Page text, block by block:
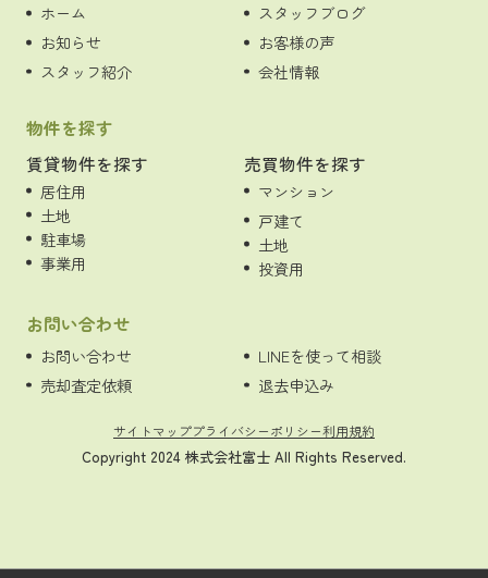
ホーム
お知らせ
スタッフ紹介
スタッフブログ
お客様の声
会社情報
物件を探す
賃貸物件を探す
居住用
土地
駐車場
事業用
売買物件を探す
マンション
戸建て
土地
投資用
お問い合わせ
お問い合わせ
売却査定依頼
LINEを使って相談
退去申込み
サイトマッププライバシーポリシー利用規約
Copyright 2024 株式会社富士 All Rights Reserved.